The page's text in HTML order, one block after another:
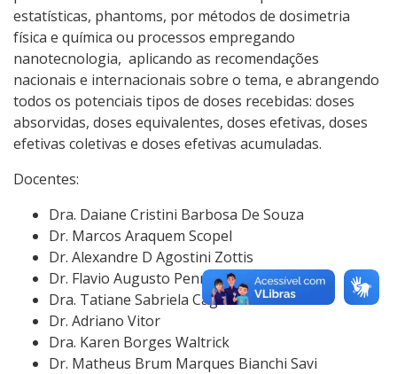
estatísticas, phantoms, por métodos de dosimetria
física e química ou processos empregando
nanotecnologia, aplicando as recomendações
nacionais e internacionais sobre o tema, e abrangendo
todos os potenciais tipos de doses recebidas: doses
absorvidas, doses equivalentes, doses efetivas, doses
efetivas coletivas e doses efetivas acumuladas.
Docentes:
Dra. Daiane Cristini Barbosa De Souza
Dr. Marcos Araquem Scopel
Dr. Alexandre D Agostini Zottis
Dr. Flavio Augusto Penna Soares
Dra. Tatiane Sabriela Cagol Camozzato
Dr. Adriano Vitor
Dra. Karen Borges Waltrick
Dr. Matheus Brum Marques Bianchi Savi